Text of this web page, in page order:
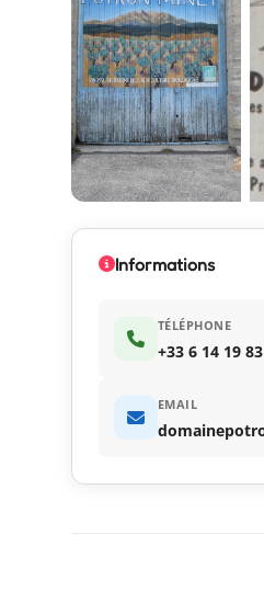
Informations
TÉLÉPHONE
+33 6 14 19
EMAIL